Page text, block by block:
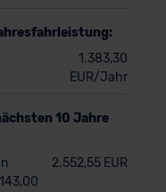
1.383,30
EUR/Jahr
10 Jahre
2.552,55 EUR